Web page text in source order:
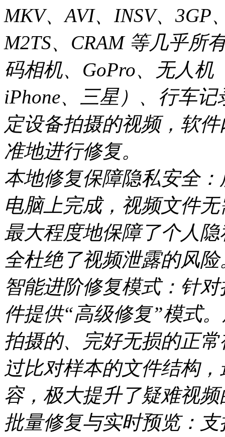
MKV、AVI、INSV、3GP
M2TS、CRAM 等几乎所
码相机、GoPro、无人
iPhone、三星）、行车
定设备拍摄的视频，软
准地进行修复。
本地修复保障隐私安全
电脑上完成，视频文件
最大程度地保障了个人
全杜绝了视频泄露的风险
智能进阶修复模式：针
件提供“高级修复”模式
拍摄的、完好无损的正
过比对样本的文件结构
容，极大提升了疑难视
批量修复与实时预览：